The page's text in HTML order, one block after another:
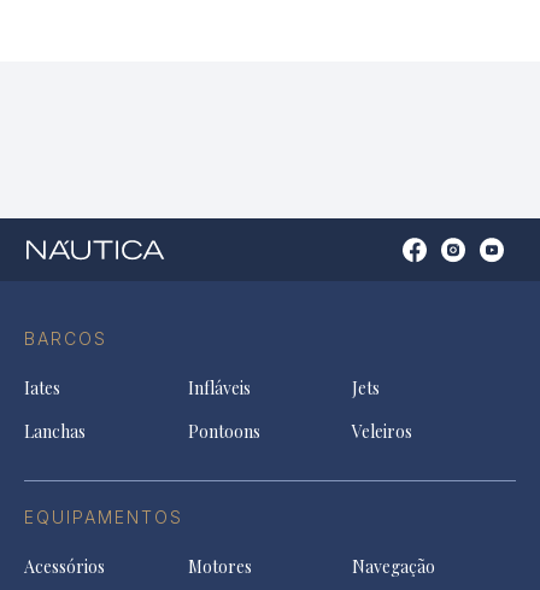
BARCOS
Iates Infláveis
Jets
Lanchas
Pontoons Veleiros
EQUIPAMENTOS
Acessórios Motores
Navegação
OpenOpenOpen